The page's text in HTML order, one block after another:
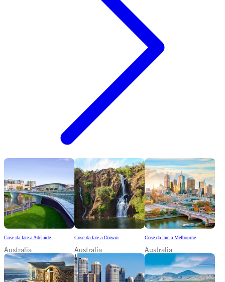
Cose da fare a Adelaide
Australia
Cose da fare a Darwin
Australia
Cose da fare a Melbourne
Australia